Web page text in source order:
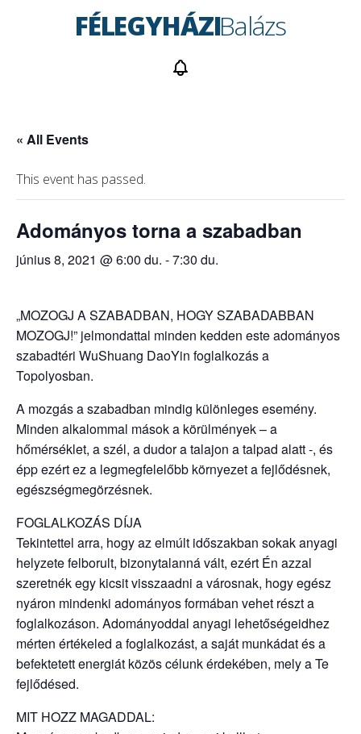
« All Events
This event has passed.
Adományos torna a szabadban
június 8, 2021 @ 6:00 du. -7:30 du.
„MOZOGJ A SZABADBAN, HOGY SZABADABBAN
MOZOGJ!” jelmondattal minden kedden este adományos
szabadtéri WuShuang DaoYin foglalkozás a
Topolyosban.
A mozgás a szabadban mindig különleges esemény.
Minden alkalommal mások a körülmények – a
hőmérséklet, a szél, a dudor a talajon a talpad alatt -, és
épp ezért ez a legmegfelelőbb környezet a fejlődésnek,
egészségmegörzésnek.
FOGLALKOZÁS DÍJA
Tekintettel arra, hogy az elmúlt időszakban sokak anyagi
helyzete felborult, bizonytalanná vált, ezért Én azzal
szeretnék egy kicsit visszaadni a városnak, hogy egész
nyáron mindenki adományos formában vehet részt a
foglalkozáson. Adományoddal anyagi lehetőségeidhez
mérten értékeled a foglalkozást, a saját munkádat és a
befektetett energiát közös célunk érdekében, mely a Te
fejlődésed.
MIT HOZZ MAGADDAL:
FÉLEGYHÁZIBalázs